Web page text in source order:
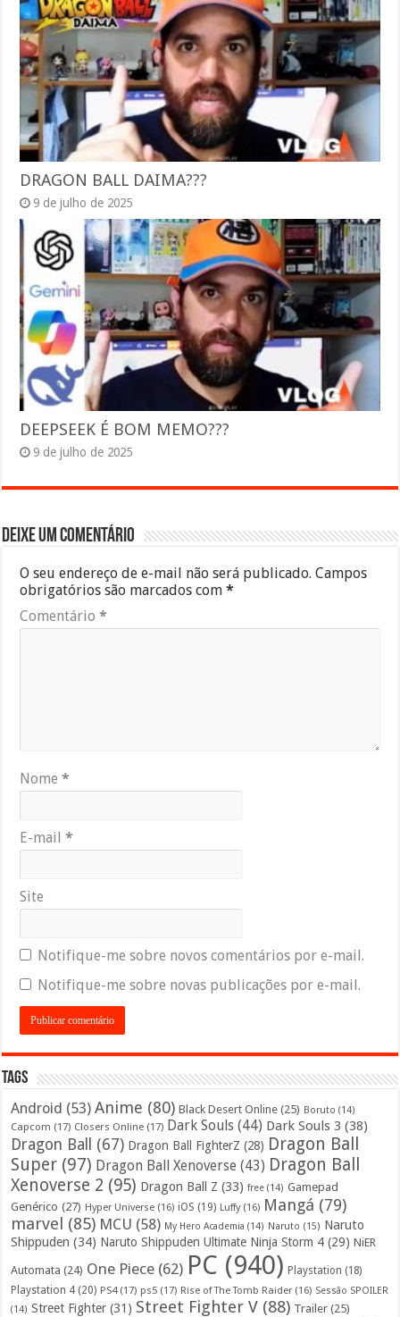
DRAGON BALL DAIMA???
9 de julho de 2025
DEEPSEEK É BOM MEMO???
9 de julho de 2025
Deixe um comentário
O seu endereço de e-mail não será publicado. Campos
obrigatórios são marcados com*
Comentário*
Nome*
E-mail*
Site
Notifique-me sobre novos comentários por e-mail.
Notifique-me sobre novas publicações por e-mail.
Tags
Android (53) Anime (80) Black Desert Online (25) Boruto (14)
Capcom (17) Closers Online (17) Dark Souls (44) Dark Souls 3 (38)
Dragon Ball (67) Dragon Ball FighterZ (28) Dragon Ball
Super (97) Dragon Ball Xenoverse (43) Dragon Ball
Xenoverse 2 (95) Dragon Ball Z (33) free (14) Gamepad
Genérico (27) Hyper Universe (16) iOS (19) Luffy(16) Mangá (79)
marvel (85) MCU (58) My Hero Academia (14) Naruto (15) Naruto
Shippuden (34) Naruto Shippuden Ultimate Ninja Storm 4 (29) NiER
Automata (24) One Piece (62) PC (940) Playstation (18)
Playstation 4 (20) PS4(17) ps5 (17) Rise of The Tomb Raider (16) Sessão SPOILER
(14) Street Fighter (31) Street Fighter V (88) Trailer (25)